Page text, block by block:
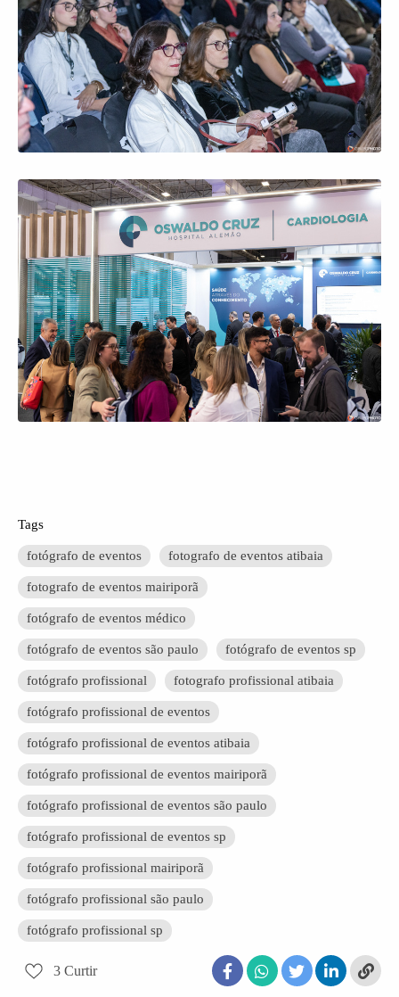
Tags
fotógrafo de eventos fotografo de eventos atibaia
fotografo de eventos mairiporã
fotógrafo de eventos médico
fotógrafo de eventos são paulo fotógrafo de eventos sp
fotógrafo profissional fotografo profissional atibaia
fotógrafo profissional de eventos
fotógrafo profissional de eventos atibaia
fotógrafo profissional de eventos mairiporã
fotógrafo profissional de eventos são paulo
fotógrafo profissional de eventos sp
fotógrafo profissional mairiporã
fotógrafo profissional são paulo
fotógrafo profissional sp
3 Curtir